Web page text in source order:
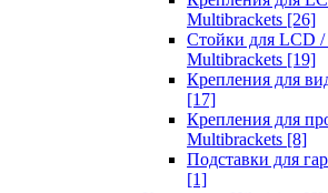
Multibrackets [26]
Стойки для LCD
Multibrackets [19]
Крепления для
[17]
Крепления для
Multibrackets [8]
Подставки для
[1]